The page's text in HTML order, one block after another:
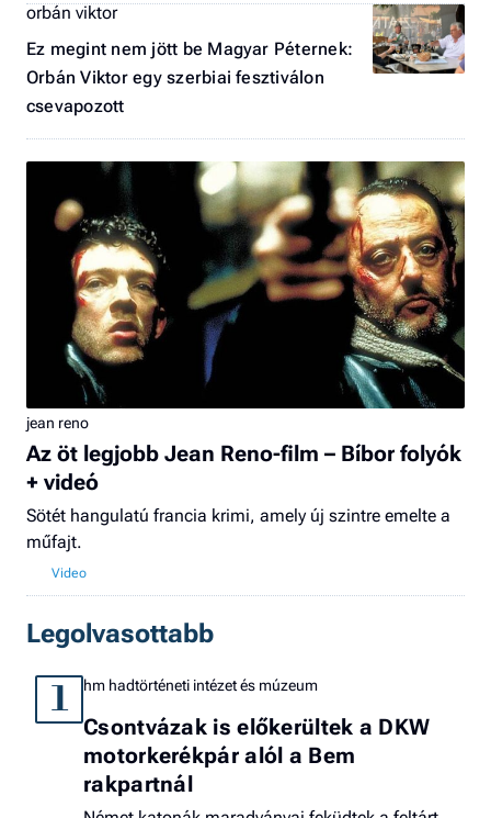
orbán viktor
Ez megint nem jött be Magyar Péternek:
Orbán Viktor egy szerbiai fesztiválon
csevapozott
jean reno
Az öt legjobb Jean Reno-film – Bíbor folyók
+ videó
Sötét hangulatú francia krimi, amely új szintre emelte a
műfajt.
Legolvasottabb
1 hm hadtörténeti intézet és múzeum
Csontvázak is előkerültek a DKW
motorkerékpár alól a Bem
rakpartnál